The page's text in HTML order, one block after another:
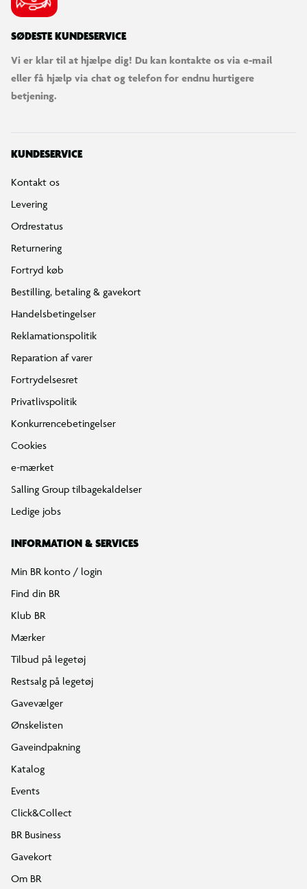
SØDESTE KUNDESERVICE
Vi er klar til at hjælpe dig! Du kan kontakte os via e-mail
eller få hjælp via chat og telefon for endnu hurtigere
betjening.
KUNDESERVICE
Kontakt os
Levering
Ordrestatus
Returnering
Fortryd køb
Bestilling, betaling & gavekort
Handelsbetingelser
Reklamationspolitik
Reparation af varer
Fortrydelsesret
Privatlivspolitik
Konkurrencebetingelser
Cookies
e-mærket
Salling Group tilbagekaldelser
Ledige jobs
INFORMATION & SERVICES
Min BR konto / login
Find din BR
Klub BR
Mærker
Tilbud på legetøj
Restsalg på legetøj
Gavevælger
Ønskelisten
Gaveindpakning
Katalog
Events
Click&Collect
BR Business
Gavekort
Om BR